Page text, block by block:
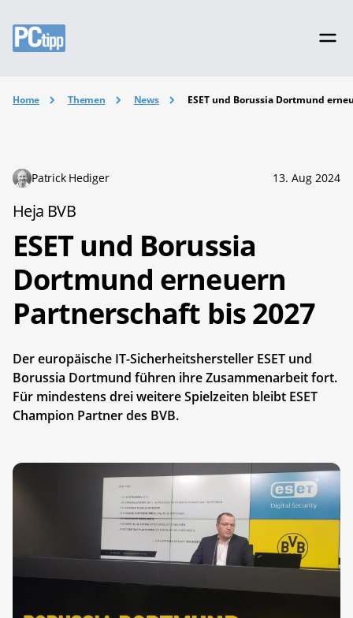
Home Themen News ESET und Borussia Dortmund
Patrick Hediger 13. Aug 2024
Heja BVB
ESET und Borussia
Dortmund erneuern
Partnerschaft bis 2027
Der europäische IT-Sicherheitshersteller ESET und
Borussia Dortmund führen ihre Zusammenarbeit fort.
Für mindestens drei weitere Spielzeiten bleibt ESET
Champion Partner des BVB.